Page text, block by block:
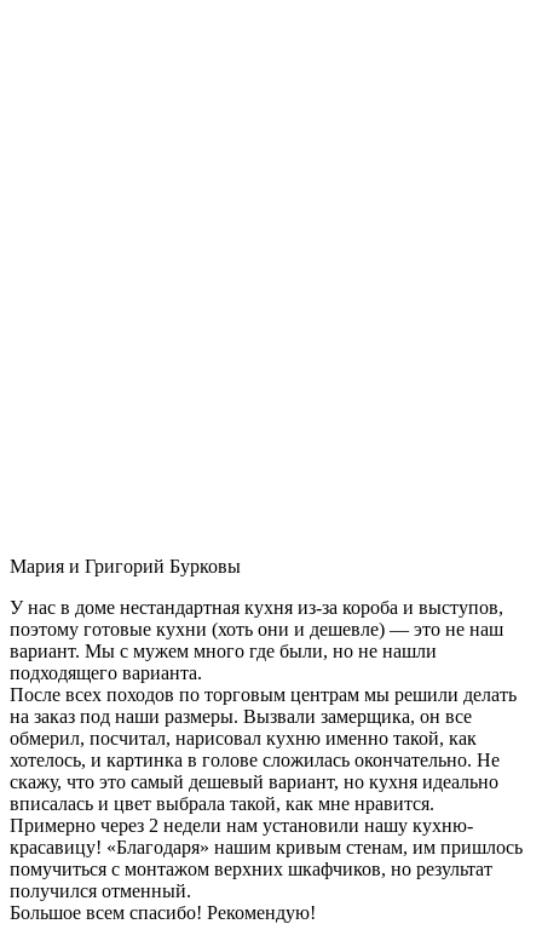
Мария и Григорий Бурковы
У нас в доме нестандартная кухня из-за короба и выступов,
поэтому готовые кухни (хоть они и дешевле) — это не наш
вариант. Мы с мужем много где были, но не нашли
подходящего варианта.
После всех походов по торговым центрам мы решили делать
на заказ под наши размеры. Вызвали замерщика, он все
обмерил, посчитал, нарисовал кухню именно такой, как
хотелось, и картинка в голове сложилась окончательно. Не
скажу, что это самый дешевый вариант, но кухня идеально
вписалась и цвет выбрала такой, как мне нравится.
Примерно через 2 недели нам установили нашу кухню-
красавицу! «Благодаря» нашим кривым стенам, им пришлось
помучиться с монтажом верхних шкафчиков, но результат
получился отменный.
Большое всем спасибо! Рекомендую!